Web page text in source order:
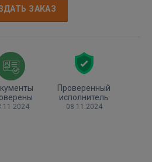
ЗАКАЗ
Проверенный
исполнитель
08.11.2024